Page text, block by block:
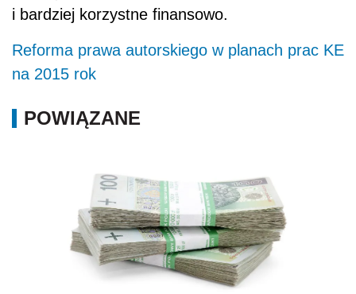
i bardziej korzystne finansowo.
Reforma prawa autorskiego w planach prac KE
na 2015 rok
POWIĄZANE